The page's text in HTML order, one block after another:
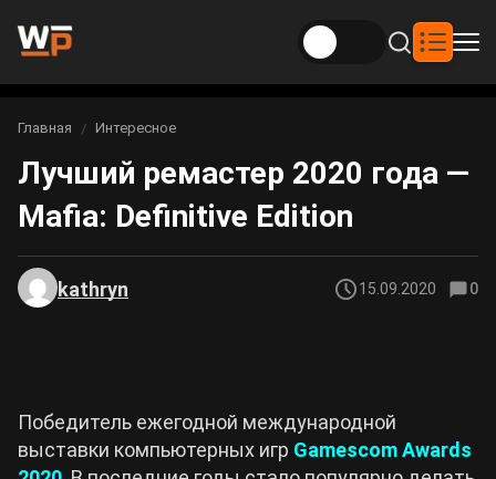
Новости
Новости Genshin Impact
Новости Zenless Zone Zero
Игры
Genshin Impact
Honkai: Star Rail
Gothic 1 Remake
Билды
Билды Genshin Impact
Билды Neverness to Everness
Интересное
Фильмы и сериалы
Вы здесь:
Главная Интересное
Лучший ремастер 2020 года —
Mafia: Definitive Edition
kathryn 15.09.2020 0
Победитель ежегодной международной
выставки компьютерных игр Gamescom Awards